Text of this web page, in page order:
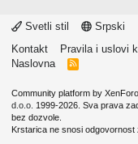
Svetli stil
Srpski
Kontakt
Pravila i uslovi
Naslovna
R
Community platform by XenForo
d.o.o. 1999-2026. Sva prava
bez dozvole.
Krstarica ne snosi odgovornost